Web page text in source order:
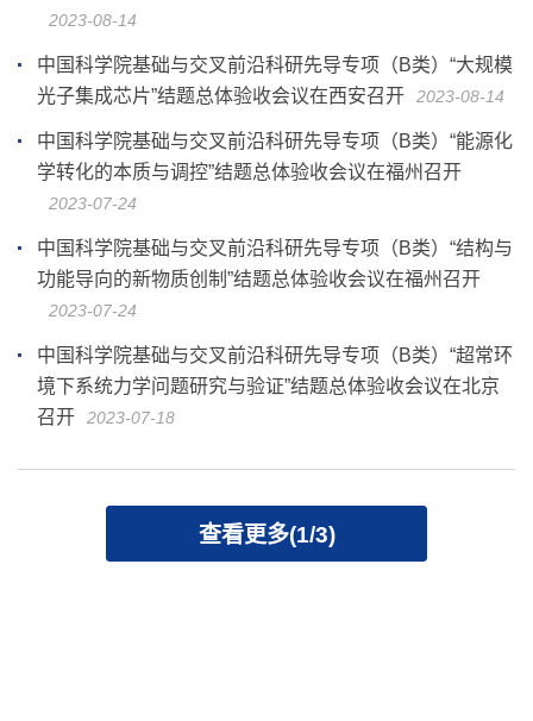
2023-08-14
中国科学院基础与交叉前沿科研先导专项（B类）“大规模
光子集成芯片”结题总体验收会议在西安召开
2023-08-14
中国科学院基础与交叉前沿科研先导专项（B类）“能源化
学转化的本质与调控”结题总体验收会议在福州召开
2023-07-24
中国科学院基础与交叉前沿科研先导专项（B类）“结构与
功能导向的新物质创制”结题总体验收会议在福州召开
2023-07-24
中国科学院基础与交叉前沿科研先导专项（B类）“超常环
境下系统力学问题研究与验证”结题总体验收会议在北京
召开
2023-07-18
查看更多(1/3)